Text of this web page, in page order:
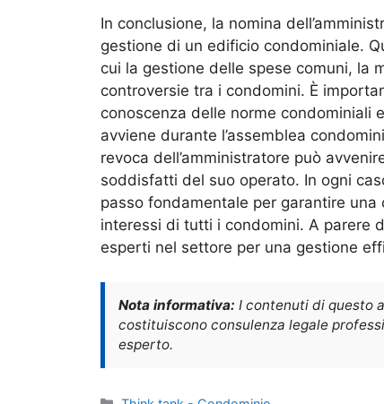
In conclusione, la nomina
gestione di un edificio condominiale.
cui la gestione delle spese comuni, la
controversie tra i condomini. È
conoscenza delle norme condominiali
avviene durante l’assemblea
revoca dell’amministratore può
soddisfatti del suo operato. In ogni
passo fondamentale per garantire
interessi di tutti i condomini. A parere
esperti nel settore per una gestione
Nota informativa: I contenuti di questo
costituiscono consulenza legale
esperto.